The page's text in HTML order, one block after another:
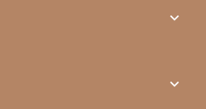
expand_more
expand_more